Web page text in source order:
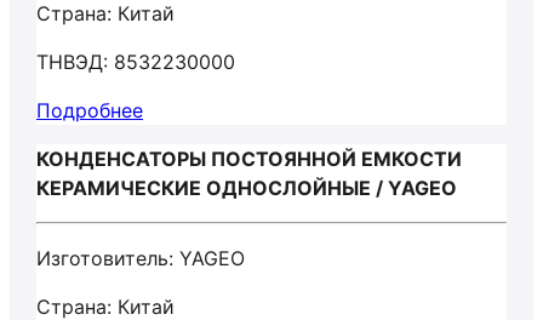
Страна: Китай
ТНВЭД: 8532230000
Подробнее
КОНДЕНСАТОРЫ ПОСТОЯННОЙ ЕМКОСТИ
КЕРАМИЧЕСКИЕ ОДНОСЛОЙНЫЕ / YAGEO
Изготовитель: YAGEO
Страна: Китай